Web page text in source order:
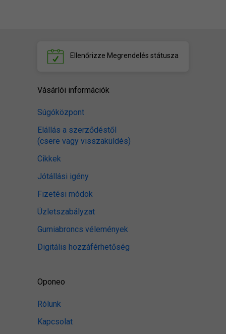
Ellenőrizze Megrendelés státusza
Vásárlói információk
Súgóközpont
Elállás a szerződéstől
(csere vagy visszaküldés)
Cikkek
Jótállási igény
Fizetési módok
Üzletszabályzat
Gumiabroncs vélemények
Digitális hozzáférhetőség
Oponeo
Rólunk
Kapcsolat